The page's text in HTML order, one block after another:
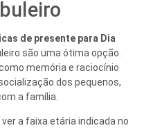
de presente para Dia
são uma ótima opção.
memória e raciocínio
dos pequenos,
a família.
a faixa etária indicada no